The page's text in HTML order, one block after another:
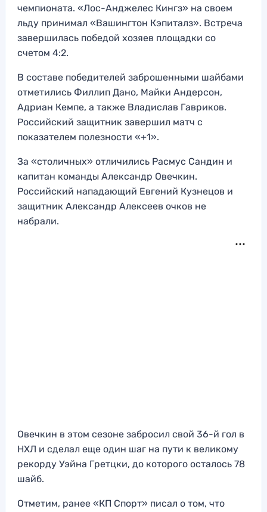
чемпионата. «Лос-Анджелес Кингз» на своем
льду принимал «Вашингтон Кэпиталз». Встреча
завершилась победой хозяев площадки со
счетом 4:2.
В составе победителей заброшенными шайбами
отметились Филлип Дано, Майки Андерсон,
Адриан Кемпе, а также Владислав Гавриков.
Российский защитник завершил матч с
показателем полезности «+1».
За «столичных» отличились Расмус Сандин и
капитан команды Александр Овечкин.
Российский нападающий Евгений Кузнецов и
защитник Александр Алексеев очков не
набрали.
Овечкин в этом сезоне забросил свой 36-й гол в
НХЛ и сделал еще один шаг на пути к великому
рекорду Уэйна Гретцки, до которого осталось 78
шайб.
Отметим, ранее «КП Спорт» писал о том, что